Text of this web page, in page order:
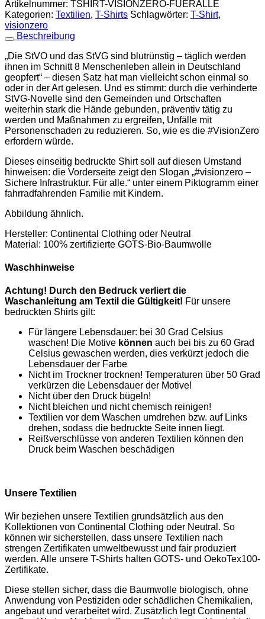
Für
alle.
-
#visionzero"
(unisex,
verschiedene
Größen
und
Farben)
Menge
Artikelnummer: TSHIRT-VISIONZERO-FUERALLE
Kategorien: Textilien, T-Shirts Schlagwörter: T-Shirt,
visionzero
Beschreibung
„Die StVO und das StVG sind blutrünstig – täglich werden
ihnen im Schnitt 8 Menschenleben allein in Deutschland
geopfert“ – diesen Satz hat man vielleicht schon einmal so
oder in der Art gelesen. Und es stimmt: durch die verhinderte
StVG-Novelle sind den Gemeinden und Ortschaften
weiterhin stark die Hände gebunden, präventiv tätig zu
werden und Maßnahmen zu ergreifen, Unfälle mit
Personenschaden zu reduzieren. So, wie es die #VisionZero
erfordern würde.
Dieses einseitig bedruckte Shirt soll auf diesen Umstand
hinweisen: die Vorderseite zeigt den Slogan „#visionzero –
Sichere Infrastruktur. Für alle.“ unter einem Piktogramm einer
fahrradfahrenden Familie mit Kindern.
Abbildung ähnlich.
Hersteller: Continental Clothing oder Neutral
Material: 100% zertifizierte GOTS-Bio-Baumwolle
Waschhinweise
Achtung! Durch den Bedruck verliert die
Waschanleitung am Textil die Gültigkeit! Für unsere
bedruckten Shirts gilt:
Für längere Lebensdauer: bei 30 Grad Celsius
waschen! Die Motive können auch bei bis zu 60 Grad
Celsius gewaschen werden, dies verkürzt jedoch die
Lebensdauer der Farbe
Nicht im Trockner trocknen! Temperaturen über 50 Grad
verkürzen die Lebensdauer der Motive!
Nicht über den Druck bügeln!
Nicht bleichen und nicht chemisch reinigen!
Textilien vor dem Waschen umdrehen bzw. auf Links
drehen, sodass die bedruckte Seite innen liegt.
Reißverschlüsse von anderen Textilien können den
Druck beim Waschen beschädigen
Unsere Textilien
Wir beziehen unsere Textilien grundsätzlich aus den
Kollektionen von Continental Clothing oder Neutral. So
können wir sicherstellen, dass unsere Textilien nach
strengen Zertifikaten umweltbewusst und fair produziert
werden. Alle unsere T-Shirts halten GOTS- und OekoTex100-
Zertifikate.
Diese stellen sicher, dass die Baumwolle biologisch, ohne
Anwendung von Pestiziden oder schädlichen Chemikalien,
angebaut und verarbeitet wird. Zusätzlich legt Continental